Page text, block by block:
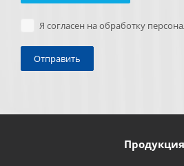
Я согласен на обработку
Продукция